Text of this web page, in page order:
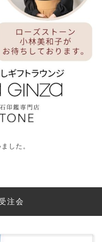
した。
注会